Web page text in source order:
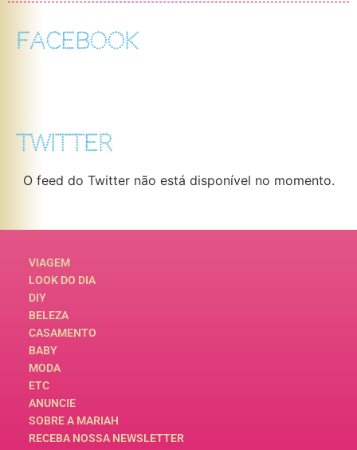
FACEBOOK
TWITTER
O feed do Twitter não está disponível no momento.
VIAGEM
LOOK DO DIA
DIY
BELEZA
CASAMENTO
BABY
MODA
ETC
ANUNCIE
SOBRE A MARIAH
RECEBA NOSSA NEWSLETTER